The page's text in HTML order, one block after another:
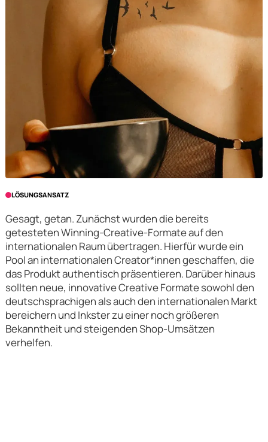
LÖSUNGSANSATZ
Gesagt, getan. Zunächst wurden die bereits
getesteten Winning-Creative-Formate auf den
internationalen Raum übertragen. Hierfür wurde ein
Pool an internationalen Creator*innen geschaffen, die
das Produkt authentisch präsentieren. Darüber hinaus
sollten neue, innovative Creative Formate sowohl den
deutschsprachigen als auch den internationalen Markt
bereichern und Inkster zu einer noch größeren
Bekanntheit und steigenden Shop-Umsätzen
verhelfen.